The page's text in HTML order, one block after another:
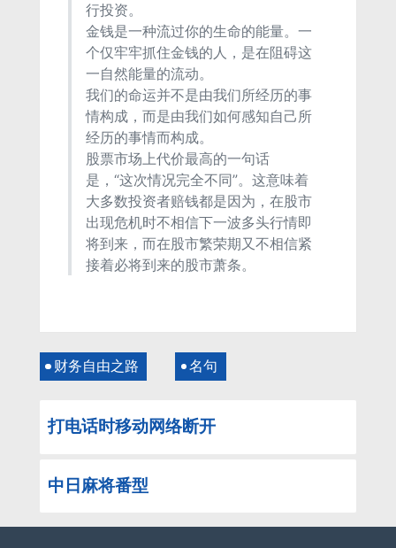
行投资。
金钱是一种流过你的生命的能量。一
个仅牢牢抓住金钱的人，是在阻碍这
一自然能量的流动。
我们的命运并不是由我们所经历的事
情构成，而是由我们如何感知自己所
经历的事情而构成。
股票市场上代价最高的一句话
是，“这次情况完全不同”。这意味着
大多数投资者赔钱都是因为，在股市
出现危机时不相信下一波多头行情即
将到来，而在股市繁荣期又不相信紧
接着必将到来的股市萧条。
财务自由之路 名句
打电话时移动网络断开
中日麻将番型